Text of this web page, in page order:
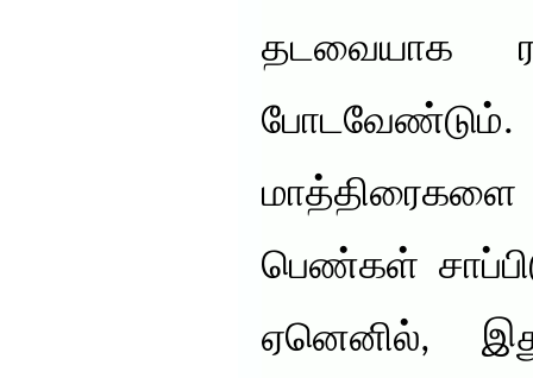
தடவையாக
மாத்திரைகளை
பெண்கள்
ஏனெனில்,